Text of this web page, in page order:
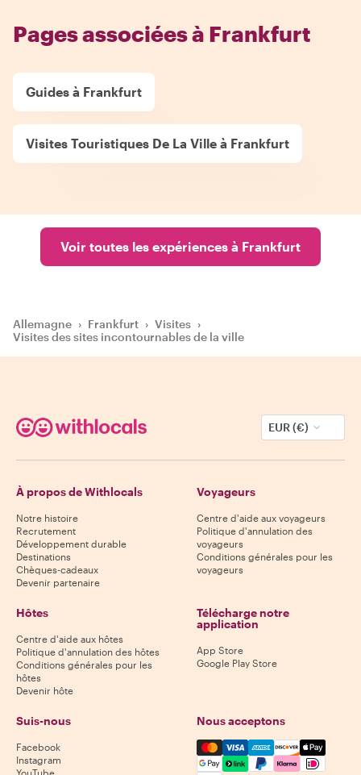
Pages associées à Frankfurt
Guides à Frankfurt
Visites Touristiques De La Ville à Frankfurt
Voir toutes les expériences à Frankfurt
Allemagne › Frankfurt › Visites ›
Visites des sites incontournables de la ville
EUR (€)
À propos de Withlocals
Notre histoire
Recrutement
Développement durable
Destinations
Chèques-cadeaux
Devenir partenaire
Voyageurs
Centre d'aide aux voyageurs
Politique d'annulation des
voyageurs
Conditions générales pour les
voyageurs
Hôtes
Centre d'aide aux hôtes
Politique d'annulation des hôtes
Conditions générales pour les
hôtes
Devenir hôte
Télécharge notre
application
App Store
Google Play Store
Suis-nous
Facebook
Instagram
YouTube
Nous acceptons
Mastercard, Visa, Amex,